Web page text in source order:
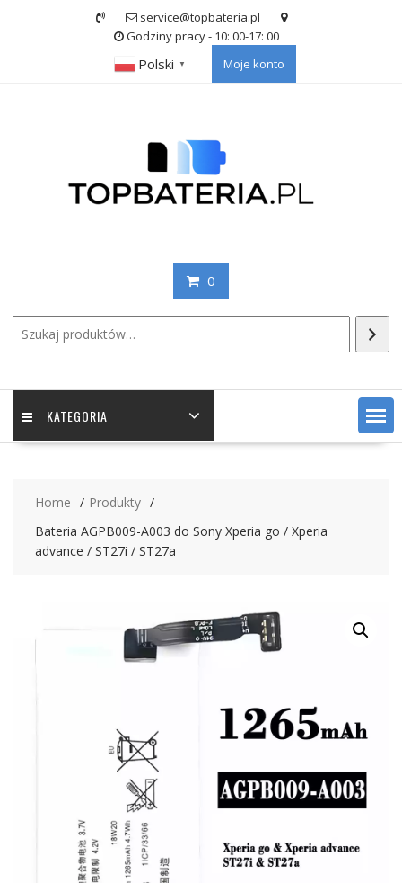
service@topbateria.pl
Godziny pracy - 10: 00-17: 00
Polski ▼ Moje konto
0
KATEGORIA
Home
Produkty
Bateria AGPB009-A003 do Sony Xperia go / Xperia
advance / ST27i / ST27a